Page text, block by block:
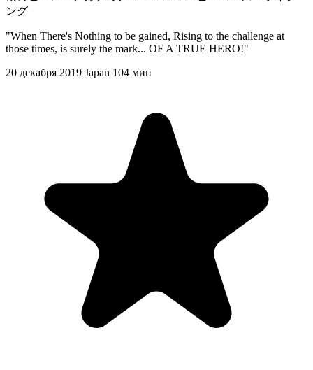
ング
"When There's Nothing to be gained, Rising to the challenge at
those times, is surely the mark... OF A TRUE HERO!"
20 декабря 2019 Japan 104 мин